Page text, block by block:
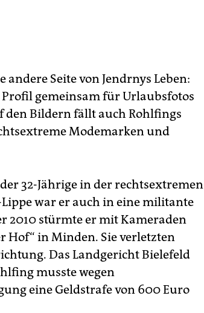
Seite von Jendrnys Leben:
gemeinsam für Urlaubsfotos
den Bildern fällt auch Rohlfings
Modemarken und
32-Jährige in der rechtsextremen
war er auch in eine militante
2010 stürmte er mit Kameraden
Hof“ in Minden. Sie verletzten
Das Landgericht Bielefeld
musste wegen
eine Geldstrafe von 600 Euro